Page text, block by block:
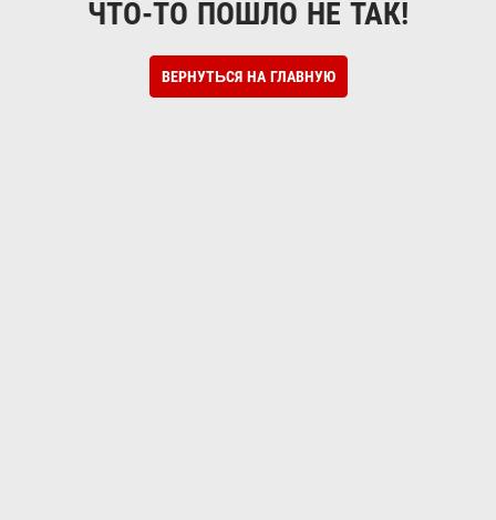
ЧТО-ТО ПОШЛО НЕ ТАК!
ВЕРНУТЬСЯ НА ГЛАВНУЮ